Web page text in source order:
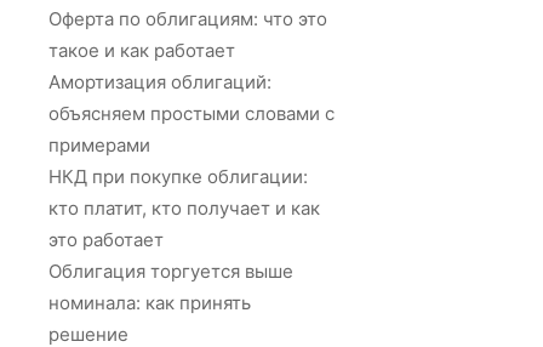
Оферта по облигациям: что это
такое и как работает
Амортизация облигаций:
объясняем простыми словами с
примерами
НКД при покупке облигации:
кто платит, кто получает и как
это работает
Облигация торгуется выше
номинала: как принять
решение